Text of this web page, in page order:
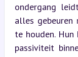
ondergang
alles gebeuren
te houden.
passiviteit